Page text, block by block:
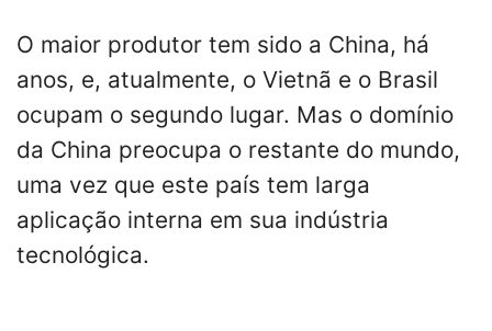
O maior produtor tem sido a China, há
anos, e, atualmente, o Vietnã e o Brasil
ocupam o segundo lugar. Mas o domínio
da China preocupa o restante do mundo,
uma vez que este país tem larga
aplicação interna em sua indústria
tecnológica.